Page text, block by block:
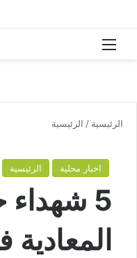
القائمة
الرئيسية / الرئيسية
اخبار محلية الرئيسية
5